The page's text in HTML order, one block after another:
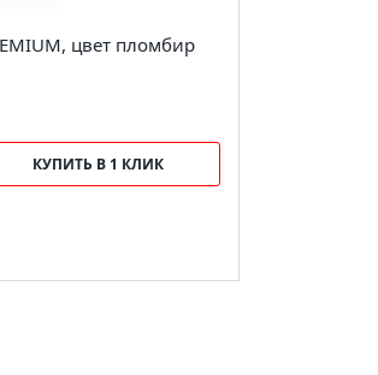
цвет пломбир
КУПИТЬ В 1 КЛИК